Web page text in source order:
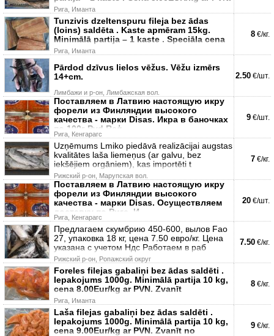
Рига, Иманта
Tunzivis dzeltenspuru fileja bez ādas
(loins) saldēta . Kaste apmēram 15kg.
Minimālā partija – 1 kaste . Speciāla cena
Рига, Иманта
8 €/кг.
Pārdod dzīvus lielos vēžus. Vēžu izmērs
14+cm.
Лимбажи и р-он, Лимбажская вол.
2.50 €/шт.
Поставляем в Латвию настоящую икру
форели из Финляндии высокого
качества - марки Disas. Икра в баночках
по 100г Pvd Reģ
Рига, Кенгарагс
9 €/шт.
Uzņēmums Lmiko piedāvā realizācijai augstas
kvalitātes laša liemeņus (ar galvu, bez
iekšējiem orgāniem), kas importēti t
Рижский р-он, Марупская вол.
7 €/кг.
Поставляем в Латвию настоящую икру
форели из Финляндии высокого
качества - марки Disas. Осуществляем
доставку по Риге. И
Рига, Кенгарагс
20 €/шт.
Предлагаем скумбрию 450-600, вылов Fao
27, упаковка 18 кг, цена 7.50 евро/кг. Цена
указана с учетом Ндс Работаем в раб
Рижский р-он, Ропажский округ
7.50 €/кг.
Foreles filejas gabaliņi bez ādas saldēti .
Iepakojums 1000g. Minimālā partija 10 kg,
cena 8.00Eur/kg ar PVN. Zvanīt
Рига, Иманта
8 €/кг.
Laša filejas gabaliņi bez ādas saldēti .
Iepakojums 1000g. Minimālā partija 10 kg,
cena 9.00Eur/kg ar PVN. Zvanīt no
9 €/кг.